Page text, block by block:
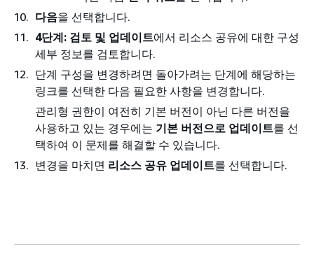
다음을 선택합니다.
4단계: 검토 및 업데이트에서 리소스 공유에 대한 구성
세부 정보를 검토합니다.
단계 구성을 변경하려면 돌아가려는 단계에 해당하는
링크를 선택한 다음 필요한 사항을 변경합니다.
관리형 권한이 여전히 기본 버전이 아닌 다른 버전을
사용하고 있는 경우에는 기본 버전으로 업데이트를 선
택하여 이 문제를 해결할 수 있습니다.
변경을 마치면 리소스 공유 업데이트를 선택합니다.